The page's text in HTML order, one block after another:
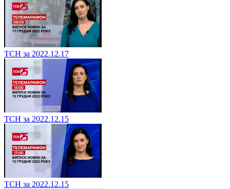
ТСН за 2022.12.17
ТСН за 2022.12.15
ТСН за 2022.12.15